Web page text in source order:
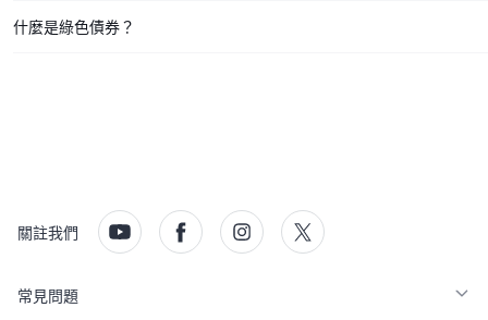
什麼是綠色債券？
關註我們
常見問題